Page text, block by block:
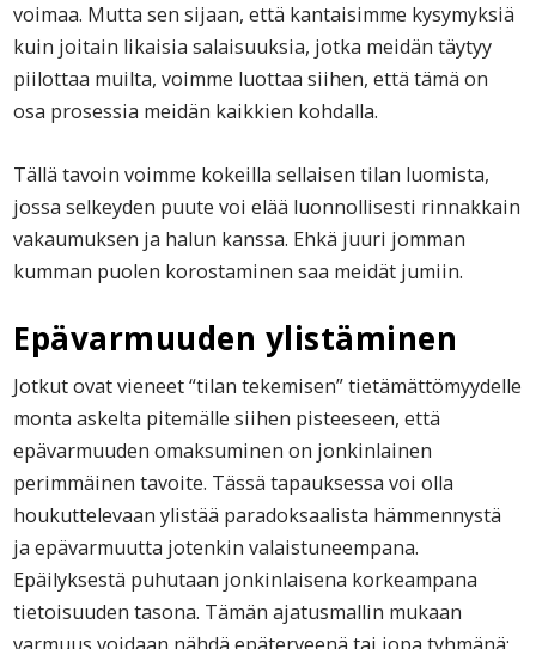
voimaa. Mutta sen sijaan, että kantaisimme kysymyksiä
kuin joitain likaisia salaisuuksia, jotka meidän täytyy
piilottaa muilta, voimme luottaa siihen, että tämä on
osa prosessia meidän kaikkien kohdalla.
Tällä tavoin voimme kokeilla sellaisen tilan luomista,
jossa selkeyden puute voi elää luonnollisesti rinnakkain
vakaumuksen ja halun kanssa. Ehkä juuri jomman
kumman puolen korostaminen saa meidät jumiin.
Epävarmuuden ylistäminen
Jotkut ovat vieneet “tilan tekemisen” tietämättömyydelle
monta askelta pitemälle siihen pisteeseen, että
epävarmuuden omaksuminen on jonkinlainen
perimmäinen tavoite. Tässä tapauksessa voi olla
houkuttelevaan ylistää paradoksaalista hämmennystä
ja epävarmuutta jotenkin valaistuneempana.
Epäilyksestä puhutaan jonkinlaisena korkeampana
tietoisuuden tasona. Tämän ajatusmallin mukaan